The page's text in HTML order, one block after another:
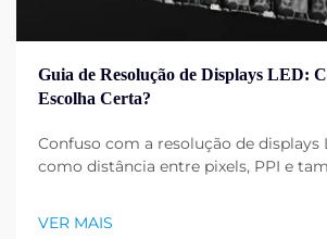
Guia de Resolução de Displays LED:
Escolha Certa?
Confuso com a resolução de displays
como distância entre pixels, PPI e
VER MAIS